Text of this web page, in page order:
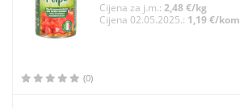
Cijena za j.m.:2,48 €/kg
Cijena 02.05.2025.: 1,19 €/kom
(0)